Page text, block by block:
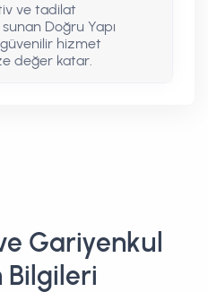
ve tadilat
Doğru Yapı
hizmet
değer katar.
Gariyenkul
Bilgileri